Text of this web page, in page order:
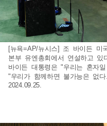
[뉴욕=AP/뉴시스] 조 바이든 미
본부 유엔총회에서 연설하고
바이든 대통령은 "우리는 혼자
"우리가 함께하면 불가능은 없
2024.09.25.